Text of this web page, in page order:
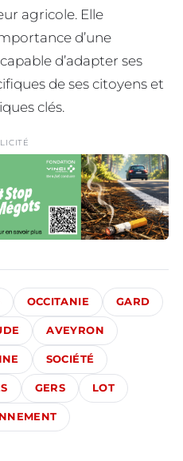
agricole. Elle
d’une
d’adapter ses
de ses citoyens et
clés.
OCCITANIE GARD
AVEYRON
SOCIÉTÉ
GERS LOT